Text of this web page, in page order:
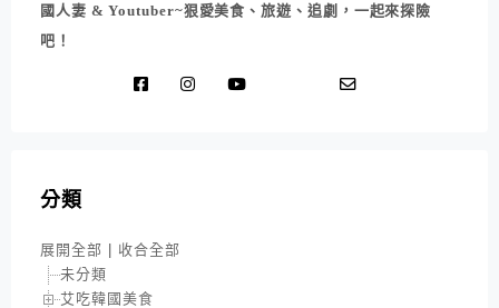
國人妻 & Youtuber~狠愛美食、旅遊、追劇，一起來探險
吧！
分類
展開全部
收合全部
未分類
艾吃韓國美食